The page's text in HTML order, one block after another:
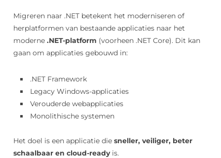
Migreren naar .NET betekent het moderniseren of
herplatformen van bestaande applicaties naar het
moderne .NET-platform (voorheen .NET Core). Dit kan
gaan om applicaties gebouwd in:
.NET Framework
Legacy Windows-applicaties
Verouderde webapplicaties
Monolithische systemen
Het doel is een applicatie die sneller, veiliger, beter
schaalbaar en cloud-readyis.